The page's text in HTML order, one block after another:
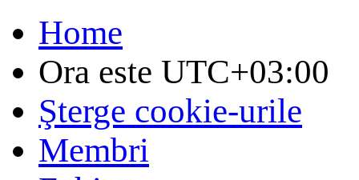
Home
Ora este UTC+03:00
Şterge cookie-urile
Membri